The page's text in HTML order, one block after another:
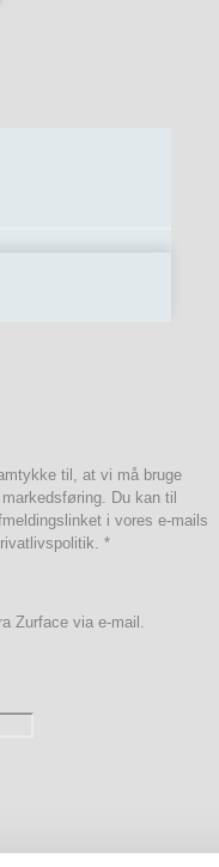
til, at vi må bruge
Du kan til
i vores e-mails
*
Zurface via e-mail.